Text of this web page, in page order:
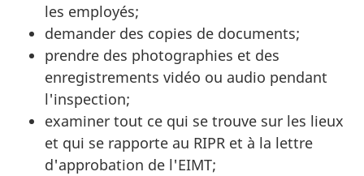
les employés;
demander des copies de documents;
prendre des photographies et des
enregistrements vidéo ou audio pendant
l'inspection;
examiner tout ce qui se trouve sur les lieux
et qui se rapporte au RIPR et à la lettre
d'approbation de l'EIMT;